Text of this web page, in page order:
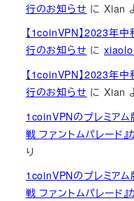
行のお知らせ にXian
【1coinVPN】2023年
行のお知らせ に
【1coinVPN】2023年
行のお知らせ にXian
1coinVPNのプレミアム
戦 ファントムパレード
り
1coinVPNのプレミアム
戦 ファントムパレード